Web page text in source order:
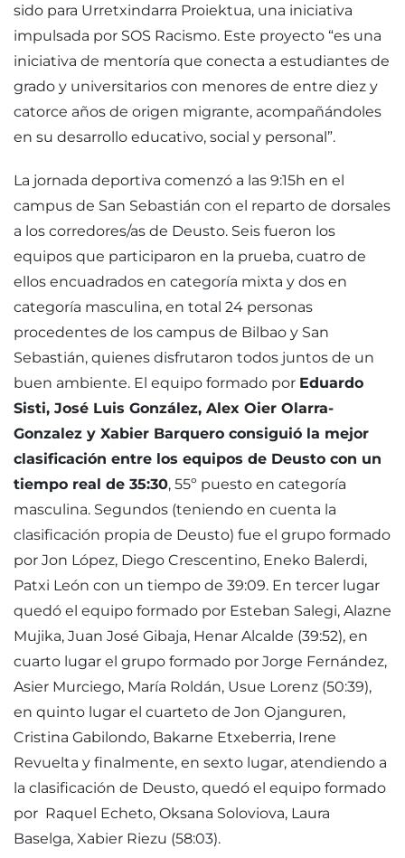
sido para Urretxindarra Proiektua, una iniciativa
impulsada por SOS Racismo. Este proyecto “es una
iniciativa de mentoría que conecta a estudiantes de
grado y universitarios con menores de entre diez y
catorce años de origen migrante, acompañándoles
en su desarrollo educativo, social y personal”.
La jornada deportiva comenzó a las 9:15h en el
campus de San Sebastián con el reparto de dorsales
a los corredores/as de Deusto. Seis fueron los
equipos que participaron en la prueba, cuatro de
ellos encuadrados en categoría mixta y dos en
categoría masculina, en total 24 personas
procedentes de los campus de Bilbao y San
Sebastián, quienes disfrutaron todos juntos de un
buen ambiente. El equipo formado por Eduardo
Sisti, José Luis González, Alex Oier Olarra-
Gonzalez y Xabier Barquero consiguió la mejor
clasificación entre los equipos de Deusto con un
tiempo real de 35:30, 55º puesto en categoría
masculina. Segundos (teniendo en cuenta la
clasificación propia de Deusto) fue el grupo formado
por Jon López, Diego Crescentino, Eneko Balerdi,
Patxi León con un tiempo de 39:09. En tercer lugar
quedó el equipo formado por Esteban Salegi, Alazne
Mujika, Juan José Gibaja, Henar Alcalde (39:52), en
cuarto lugar el grupo formado por Jorge Fernández,
Asier Murciego, María Roldán, Usue Lorenz (50:39),
en quinto lugar el cuarteto de Jon Ojanguren,
Cristina Gabilondo, Bakarne Etxeberria, Irene
Revuelta y finalmente, en sexto lugar, atendiendo a
la clasificación de Deusto, quedó el equipo formado
por Raquel Echeto, Oksana Soloviova, Laura
Baselga, Xabier Riezu (58:03).